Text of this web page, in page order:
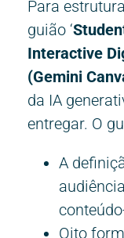
Para
guião ‘
Interactive
(Gemini
da IA
entregar. O
A
Oito